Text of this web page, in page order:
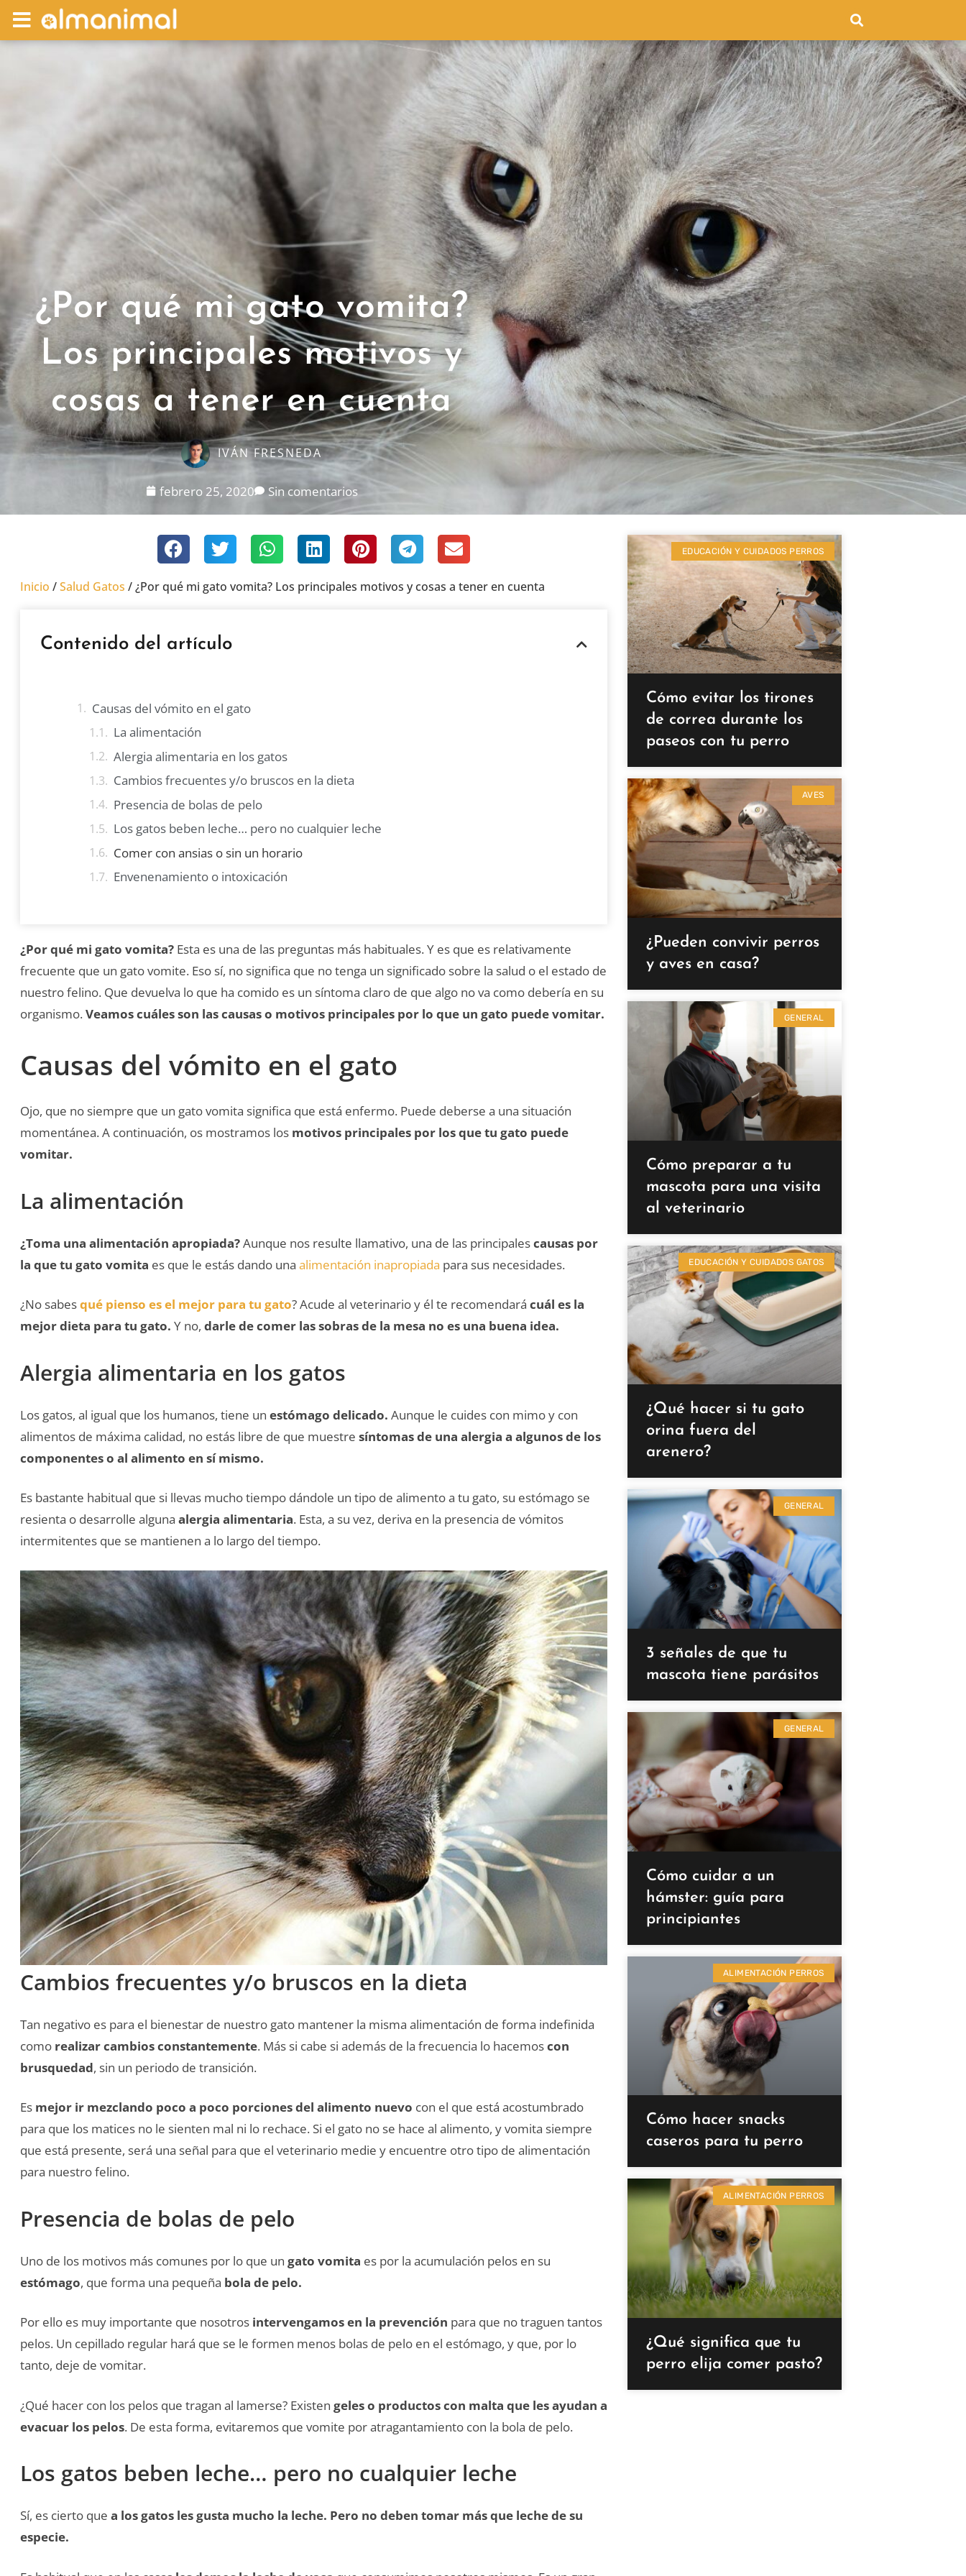
¿Por qué mi gato vomita?
Los principales motivos y
cosas a tener en cuenta
IVÁN FRESNEDA
febrero 25, 2020 Sin comentarios
Inicio /Salud Gatos /¿Por qué mi gato vomita? Los principales motivos y cosas a tener en cuenta
Contenido del artículo
Causas del vómito en el gato
La alimentación
Alergia alimentaria en los gatos
Cambios frecuentes y/o bruscos en la dieta
Presencia de bolas de pelo
Los gatos beben leche… pero no cualquier leche
Comer con ansias o sin un horario
Envenenamiento o intoxicación
¿Por qué mi gato vomita? Esta es una de las preguntas más habituales. Y es que es relativamente
frecuente que un gato vomite. Eso sí, no significa que no tenga un significado sobre la salud o el estado de
nuestro felino. Que devuelva lo que ha comido es un síntoma claro de que algo no va como debería en su
organismo.Veamos cuáles son las causas o motivos principales por lo que un gato puede vomitar.
Causas del vómito en el gato
Ojo, que no siempre que un gato vomita significa que está enfermo. Puede deberse a una situación
momentánea. A continuación, os mostramos los motivos principales por los que tu gato puede
vomitar.
La alimentación
¿Toma una alimentación apropiada?Aunque nos resulte llamativo, una de las principalescausas por
la que tu gato vomita es que le estás dando una alimentación inapropiada para sus necesidades.
¿No sabesqué pienso es el mejor para tu gato? Acude al veterinario y él te recomendará cuál es la
mejor dieta para tu gato. Y no, darle de comer las sobras de la mesa no es una buena idea.
Alergia alimentaria en los gatos
Los gatos, al igual que los humanos, tiene un estómago delicado. Aunque le cuides con mimo y con
alimentos de máxima calidad, no estás libre de que muestre síntomas de una alergia a algunos de los
componentes o al alimento en sí mismo.
Es bastante habitual que si llevas mucho tiempo dándole un tipo de alimento a tu gato, su estómago se
resienta o desarrolle alguna alergia alimentaria. Esta, a su vez, deriva en la presencia de vómitos
intermitentes que se mantienen a lo largo del tiempo.
Cambios frecuentes y/o bruscos en la dieta
Tan negativo es para el bienestar de nuestro gato mantener la misma alimentación de forma indefinida
como realizar cambios constantemente. Más si cabe si además de la frecuencia lo hacemoscon
brusquedad, sin un periodo de transición.
Es mejor ir mezclando poco a poco porciones del alimento nuevo con el que está acostumbrado
para que los matices no le sienten mal ni lo rechace. Si el gato no se hace al alimento, y vomita siempre
que está presente, será una señal para que el veterinario medie y encuentre otro tipo de alimentación
para nuestro felino.
Presencia de bolas de pelo
Uno de los motivos más comunes por lo que un gato vomita es por la acumulación pelos en su
estómago, que forma una pequeña bola de pelo.
Por ello es muy importante que nosotros intervengamos en la prevención para que no traguen tantos
pelos. Un cepillado regular hará que se le formen menos bolas de pelo en el estómago, y que, por lo
tanto, deje de vomitar.
¿Qué hacer con los pelos que tragan al lamerse? Existen geles o productos con malta que les ayudan a
evacuar los pelos. De esta forma, evitaremos que vomite por atragantamiento con la bola de pelo.
Los gatos beben leche… pero no cualquier leche
Sí, es cierto que a los gatos les gusta mucho la leche. Pero no deben tomar más que leche de su
especie.
EDUCACIÓN Y CUIDADOS PERROS
Cómo evitar los tirones
de correa durante los
paseos con tu perro
AVES
¿Pueden convivir perros
y aves en casa?
GENERAL
Cómo preparar a tu
mascota para una visita
al veterinario
EDUCACIÓN Y CUIDADOS GATOS
¿Qué hacer si tu gato
orina fuera del
arenero?
GENERAL
3 señales de que tu
mascota tiene parásitos
GENERAL
Cómo cuidar a un
hámster: guía para
principiantes
ALIMENTACIÓN PERROS
Cómo hacer snacks
caseros para tu perro
ALIMENTACIÓN PERROS
¿Qué significa que tu
perro elija comer pasto?